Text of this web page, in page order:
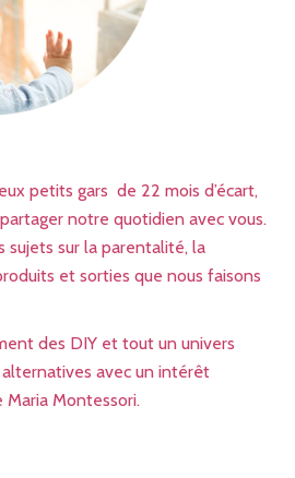
petits gars de 22 mois d’écart,
notre quotidien avec vous.
sujets sur la parentalité, la
et sorties que nous faisons
des DIY et tout un univers
avec un intérêt
Montessori.